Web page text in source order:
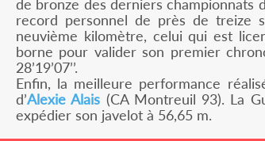
de bronze des derniers championnats
record personnel de près de treize
neuvième kilomètre, celui qui est
borne pour valider son premier
28’19’07’’.
Enfin, la meilleure performance
d’Alexie Alais (CA Montreuil 93). La
expédier son javelot à 56,65 m.